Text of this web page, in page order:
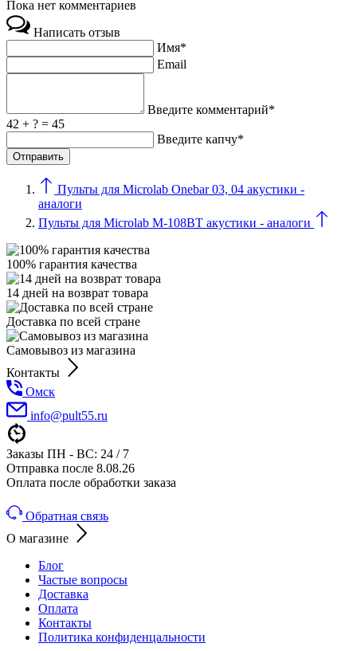
Пока нет комментариев
Написать отзыв
Имя*
Email
Введите комментарий*
42 + ? = 45
Введите капчу*
Пульты для Microlab Onebar 03, 04 акустики -
аналоги
Пульты для Microlab M-108BT акустики - аналоги
100% гарантия качества
14 дней на возврат товара
Доставка по всей стране
Самовывоз из магазина
Контакты
Омск
info@pult55.ru
Заказы ПН - ВС: 24 / 7
Отправка после 8.08.26
Оплата после обработки заказа
Обратная связь
О магазине
Блог
Частые вопросы
Доставка
Оплата
Контакты
Политика конфиденцальности